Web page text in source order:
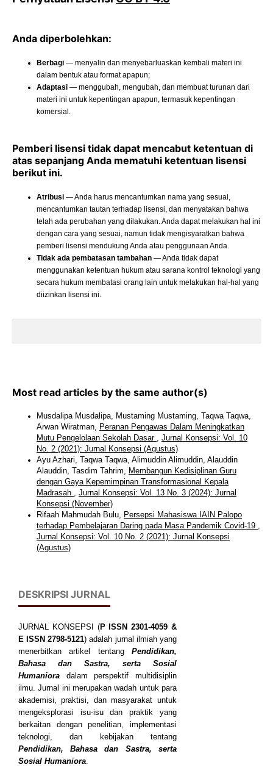
Anda diperbolehkan:
Berbagi— menyalin dan menyebarluaskan kembali materi ini
dalam bentuk atau format apapun;
Adaptasi— menggubah, mengubah, dan membuat turunan dari
materi ini untuk kepentingan apapun, termasuk kepentingan
komersial.
Pemberi lisensi tidak dapat mencabut ketentuan di
atas sepanjang Anda mematuhi ketentuan lisensi
berikut ini.
Atribusi— Anda harus mencantumkan nama yang sesuai,
mencantumkan tautan terhadap lisensi, dan menyatakan bahwa
telah ada perubahan yang dilakukan. Anda dapat melakukan hal ini
dengan cara yang sesuai, namun tidak mengisyaratkan bahwa
pemberi lisensi mendukung Anda atau penggunaan Anda.
Tidak ada pembatasan tambahan— Anda tidak dapat
menggunakan ketentuan hukum atau sarana kontrol teknologi yang
secara hukum membatasi orang lain untuk melakukan hal-hal yang
diizinkan lisensi ini.
Most read articles by the same author(s)
Musdalipa Musdalipa, Mustaming Mustaming, Taqwa Taqwa,
Arwan Wiratman, Peranan Pengawas Dalam Meningkatkan
Mutu Pengelolaan Sekolah Dasar , Jurnal Konsepsi: Vol. 10
No. 2 (2021): Jurnal Konsepsi (Agustus)
Ayu Azhari, Taqwa Taqwa, Alimuddin Alimuddin, Alauddin
Alauddin, Tasdim Tahrim, Membangun Kedisiplinan Guru
dengan Gaya Kepemimpinan Transformasional Kepala
Madrasah , Jurnal Konsepsi: Vol. 13 No. 3 (2024): Jurnal
Konsepsi (November)
Rifaah Mahmudah Bulu, Persepsi Mahasiswa IAIN Palopo
terhadap Pembelajaran Daring pada Masa Pandemik Covid-19 ,
Jurnal Konsepsi: Vol. 10 No. 2 (2021): Jurnal Konsepsi
(Agustus)
DESKRIPSI JURNAL
JURNAL KONSEPSI (P ISSN2301-4059 &
E ISSN2798-5121) adalah jurnal ilmiah yang
menerbitkan artikel tentang Pendidikan,
Bahasa dan Sastra, serta Sosial
Humaniora dalam perspektif multidisiplin
ilmu. Jurnal ini merupakan wadah untuk para
akademisi, praktisi, dan masyarakat untuk
mengeksplorasi isu-isu dan praktik yang
berkaitan dengan penelitian, implementasi
teknologi, dan kebijakan tentang
Pendidikan, Bahasa dan Sastra, serta
Sosial Humaniora